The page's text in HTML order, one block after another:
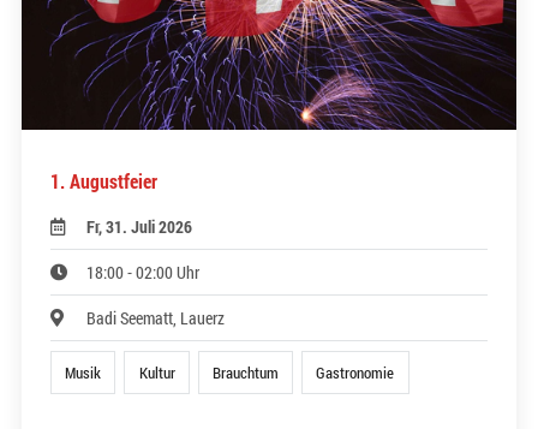
1. Augustfeier
Fr, 31. Juli 2026
18:00 - 02:00 Uhr
Badi Seematt, Lauerz
Musik Kultur Brauchtum Gastronomie